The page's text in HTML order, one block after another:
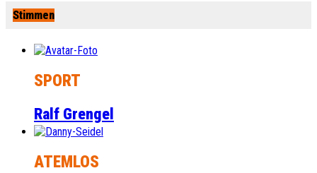
Stimmen
SPORT
Ralf Grengel
ATEMLOS